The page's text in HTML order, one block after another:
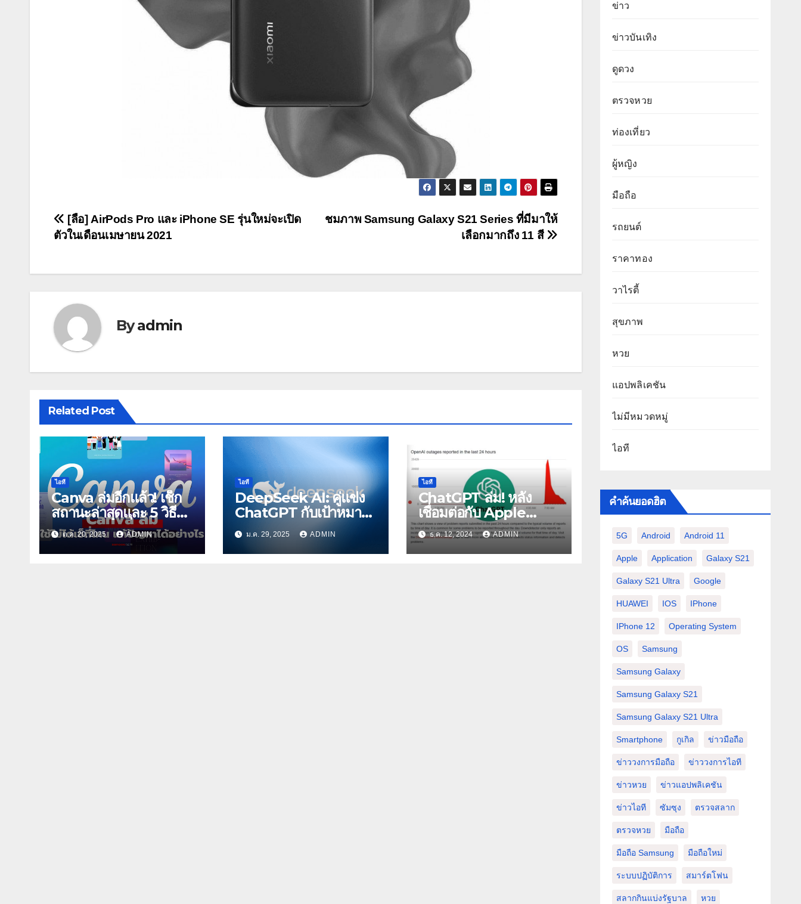
แนะแนว
ชมภาพ Samsung Galaxy S21 Series ที่มีมาให้
เลือกมากถึง 11 สี
[ลือ] AirPods Pro และ iPhone SE รุ่นใหม่จะเปิด
ตัวในเดือนเมษายน 2021
Byadmin
Related Post
ไอที
Canva ล่มอีกแล้ว! เช็ก
สถานะล่าสุดและ 5 วิธี
‘เอาตัวรอด’ เมื่อ
โปรแกรมทำมาหากินใช้
ไม่ได้
ต.ค. 20, 2025 ADMIN
ไอที
DeepSeek AI: คู่แข่ง
ChatGPT กับเป้าหมาย
สร้าง AI สำหรับทุกคน
ม.ค. 29, 2025 ADMIN
ไอที
ChatGPT ล่ม! หลัง
เชื่อมต่อกับ Apple
Intelligence เพียงวัน
เดียว
ธ.ค. 12, 2024 ADMIN
ข่าว
ข่าวบันเทิง
ดูดวง
ตรวจหวย
ท่องเที่ยว
ผู้หญิง
มือถือ
รถยนต์
ราคาทอง
วาไรตี้
สุขภาพ
หวย
แอปพลิเคชัน
ไม่มีหมวดหมู่
ไอที
คำค้นยอดฮิต
5G Android Android 11
Apple Application Galaxy S21
Galaxy S21 Ultra Google
HUAWEI IOS IPhone
IPhone 12 Operating System
OS Samsung
Samsung Galaxy
Samsung Galaxy S21
Samsung Galaxy S21 Ultra
Smartphone กูเกิล ข่าวมือถือ
ข่าววงการมือถือ ข่าววงการไอที
ข่าวหวย ข่าวแอปพลิเคชัน
ข่าวไอที ซัมซุง ตรวจสลาก
ตรวจหวย มือถือ
มือถือ Samsung มือถือใหม่
ระบบปฏิบัติการ สมาร์ตโฟน
สลากกินแบ่งรัฐบาล หวย